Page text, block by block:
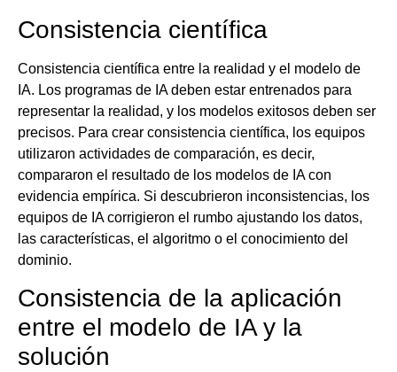
Consistencia científica
Consistencia científica entre la realidad y el modelo de
IA. Los programas de IA deben estar entrenados para
representar la realidad, y los modelos exitosos deben ser
precisos. Para crear consistencia científica, los equipos
utilizaron actividades de comparación, es decir,
compararon el resultado de los modelos de IA con
evidencia empírica. Si descubrieron inconsistencias, los
equipos de IA corrigieron el rumbo ajustando los datos,
las características, el algoritmo o el conocimiento del
dominio.
Consistencia de la aplicación
entre el modelo de IA y la
solución